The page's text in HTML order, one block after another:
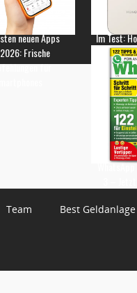
neuen Apps
Frische
für
Im Test:
Team Best Geldanlage